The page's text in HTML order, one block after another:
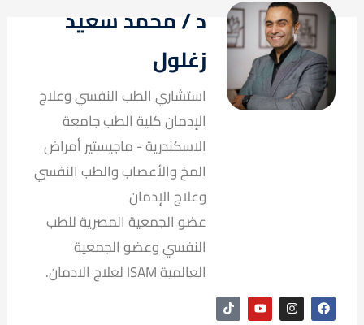
د / محمد سعيد
زغلول
استشاري الطب النفسي وعلاج
الإدمان كلية الطب جامعة
الاسكندرية - ماجيستير أمراض
المخ والأعصاب والطب النفسي
وعلاج الإدمان
عضو الجمعية المصرية للطب
النفسي وعضو الجمعية
العالمية ISAM لعلاج الادمان.
T
i
Y
o
I
n
F
a